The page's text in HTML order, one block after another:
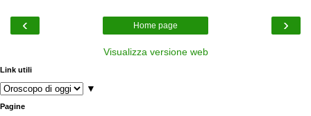
‹ ›
Home page
Visualizza versione web
Link utili
▼
Pagine